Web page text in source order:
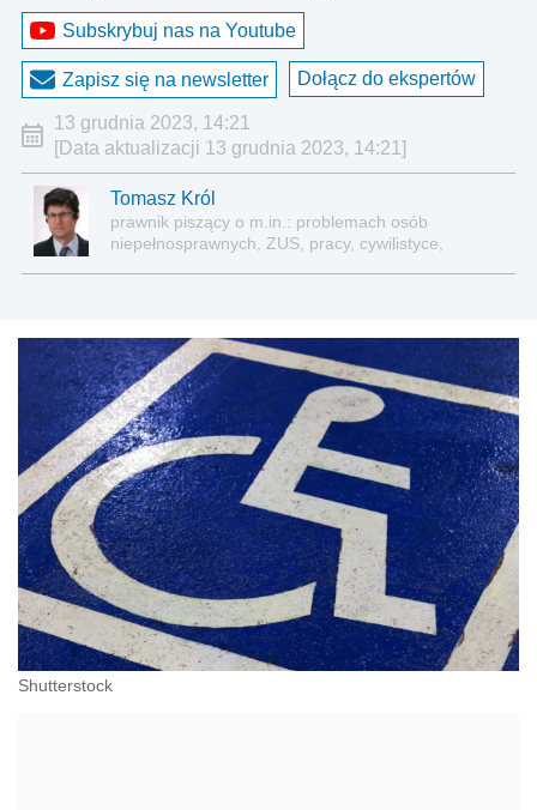
Subskrybuj nas na Youtube
Zapisz się na newsletter Dołącz do ekspertów
13 grudnia 2023, 14:21
[Data aktualizacji 13 grudnia 2023, 14:21]
Tomasz Król
prawnik piszący o m.in.: problemach osób
niepełnosprawnych, ZUS, pracy, cywilistyce,
Shutterstock